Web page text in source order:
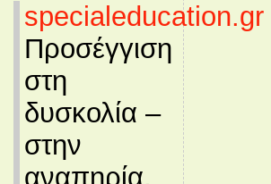
specialeducation.gr
Προσέγγιση
στη
δυσκολία –
στην
αναπηρία,